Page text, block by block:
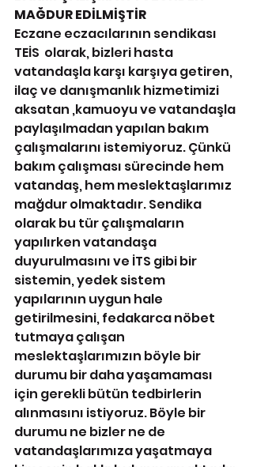
MAĞDUR EDİLMİŞTİR
Eczane eczacılarının sendikası
TEİS  olarak, bizleri hasta
vatandaşla karşı karşıya getiren,
ilaç ve danışmanlık hizmetimizi
aksatan ,kamuoyu ve vatandaşla
paylaşılmadan yapılan bakım
çalışmalarını istemiyoruz. Çünkü
bakım çalışması sürecinde hem
vatandaş, hem meslektaşlarımız
mağdur olmaktadır. Sendika
olarak bu tür çalışmaların
yapılırken vatandaşa
duyurulmasını ve İTS gibi bir
sistemin, yedek sistem
yapılarının uygun hale
getirilmesini, fedakarca nöbet
tutmaya çalışan
meslektaşlarımızın böyle bir
durumu bir daha yaşamaması
için gerekli bütün tedbirlerin
alınmasını istiyoruz. Böyle bir
durumu ne bizler ne de
vatandaşlarımıza yaşatmaya